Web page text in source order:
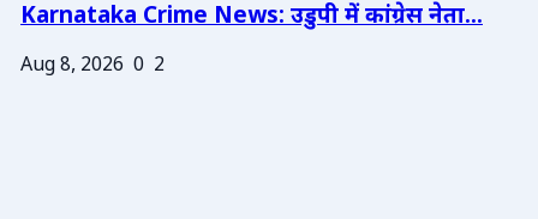
Karnataka Crime News: उडुपी में कांग्रेस नेता...
Aug 8, 2026 0 2